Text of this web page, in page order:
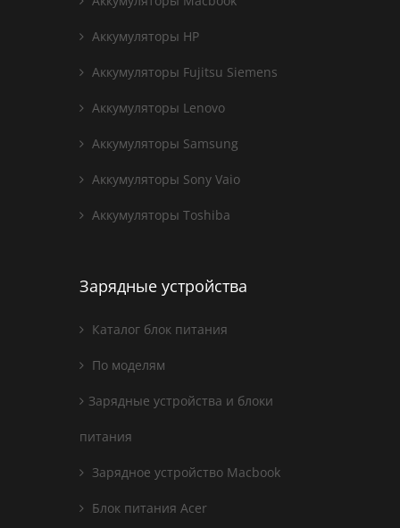
Аккумуляторы HP
Аккумуляторы Fujitsu Siemens
Аккумуляторы Lenovo
Аккумуляторы Samsung
Аккумуляторы Sony Vaio
Аккумуляторы Toshiba
Зарядные устройства
Каталог блок питания
По моделям
Зарядные устройства и блоки
питания
Зарядное устройство Macbook
Блок питания Acer